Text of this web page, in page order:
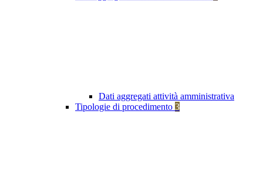
Dati aggregati attività amministrativa
Tipologie di procedimento 3